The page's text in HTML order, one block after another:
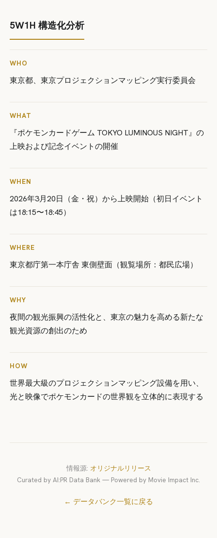
5W1H 構造化分析
WHO
東京都、東京プロジェクションマッピング実行委員会
WHAT
『ポケモンカードゲーム TOKYO LUMINOUS NIGHT』の
上映および記念イベントの開催
WHEN
2026年3月20日（金・祝）から上映開始（初日イベント
は18:15〜18:45）
WHERE
東京都庁第一本庁舎 東側壁面（観覧場所：都民広場）
WHY
夜間の観光振興の活性化と、東京の魅力を高める新たな
観光資源の創出のため
HOW
世界最大級のプロジェクションマッピング設備を用い、
光と映像でポケモンカードの世界観を立体的に表現する
情報源: オリジナルリリース
Curated by AI:PR Data Bank — Powered by Movie Impact Inc.
← データバンク一覧に戻る